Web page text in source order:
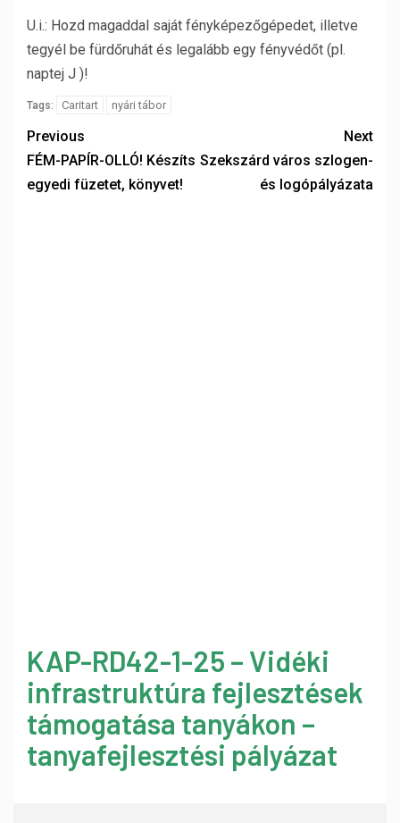
U.i.: Hozd magaddal saját fényképezőgépedet, illetve
tegyél be fürdőruhát és legalább egy fényvédőt (pl.
naptej J )!
Tags: Caritart nyári tábor
Previous
FÉM-PAPÍR-OLLÓ! Készíts
egyedi füzetet, könyvet!
Next
Szekszárd város szlogen-
és logópályázata
KAP-RD42-1-25 – Vidéki
infrastruktúra fejlesztések
támogatása tanyákon –
tanyafejlesztési pályázat